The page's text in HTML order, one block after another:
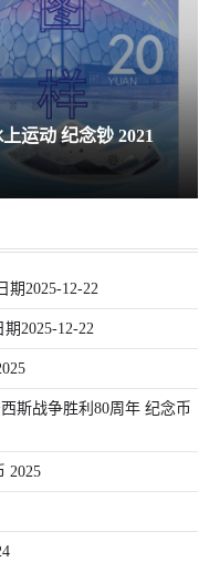
运动 纪念钞 2021
期2025-12-22
2025-12-22
斯战争胜利80周年 纪念币
2025